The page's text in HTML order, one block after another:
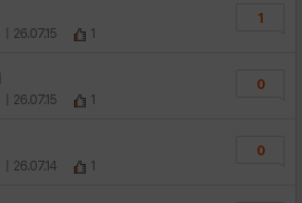
| 26.07.15 1
1
| 26.07.15 1
0
| 26.07.14 1
0